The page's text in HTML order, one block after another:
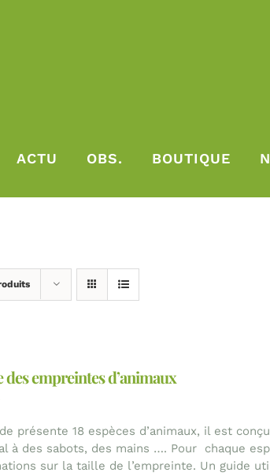
ACTU OBS. BOUTIQUE
des empreintes d’animaux
présente 18 espèces d’animaux, il est
à des sabots, des mains …. Pour chaque
sur la taille de l’empreinte. Un guide